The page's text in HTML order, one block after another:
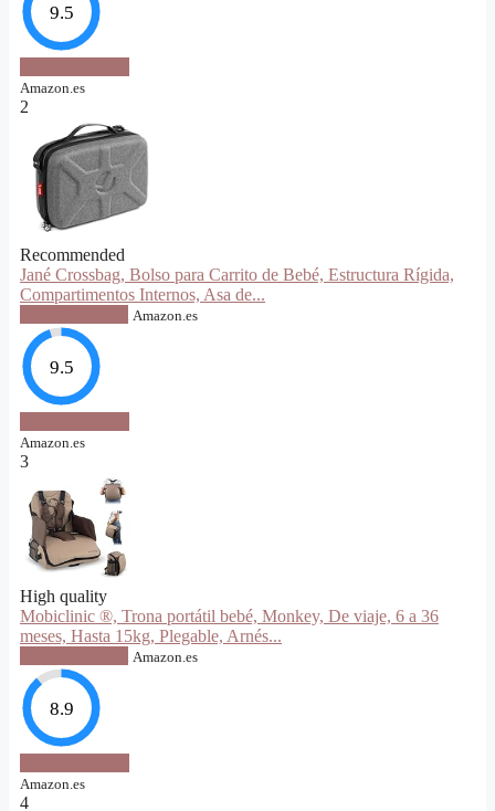
9.5
Amazon.es
2
Recommended
Jané Crossbag, Bolso para Carrito de Bebé, Estructura Rígida,
Compartimentos Internos, Asa de...
Amazon.es
9.5
Amazon.es
3
High quality
Mobiclinic ®, Trona portátil bebé, Monkey, De viaje, 6 a 36
meses, Hasta 15kg, Plegable, Arnés...
Amazon.es
8.9
Amazon.es
4